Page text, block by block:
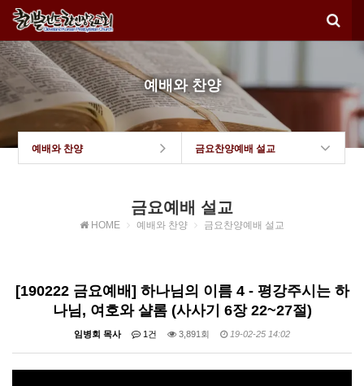
예배와 찬양
예배와 찬양 금요찬양예배 설교
금요예배 설교
HOME 예배와 찬양 금요찬양예배 설교
[190222 금요예배] 하나님의 이름 4 - 평강주시는 하
나님, 여호와 샬롬 (사사기 6장 22~27절)
임병회 목사 1건 3,891회 19-02-25 14:02